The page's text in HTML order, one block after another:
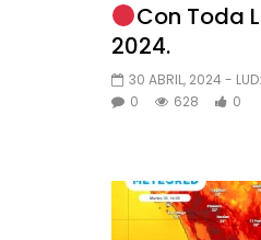
Con Toda
2024.
30 ABRIL, 2024 - LUD:
0
628 0